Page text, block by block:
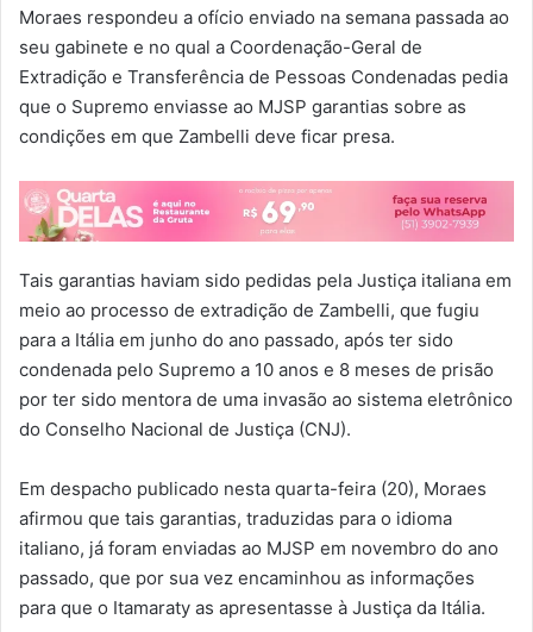
Moraes respondeu a ofício enviado na semana passada ao
seu gabinete e no qual a Coordenação-Geral de
Extradição e Transferência de Pessoas Condenadas pedia
que o Supremo enviasse ao MJSP garantias sobre as
condições em que Zambelli deve ficar presa.
Tais garantias haviam sido pedidas pela Justiça italiana em
meio ao processo de extradição de Zambelli, que fugiu
para a Itália em junho do ano passado, após ter sido
condenada pelo Supremo a 10 anos e 8 meses de prisão
por ter sido mentora de uma invasão ao sistema eletrônico
do Conselho Nacional de Justiça (CNJ).
Em despacho publicado nesta quarta-feira (20), Moraes
afirmou que tais garantias, traduzidas para o idioma
italiano, já foram enviadas ao MJSP em novembro do ano
passado, que por sua vez encaminhou as informações
para que o Itamaraty as apresentasse à Justiça da Itália.